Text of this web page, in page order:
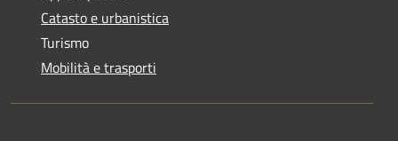
Catasto e urbanistica
Turismo
Mobilità e trasporti